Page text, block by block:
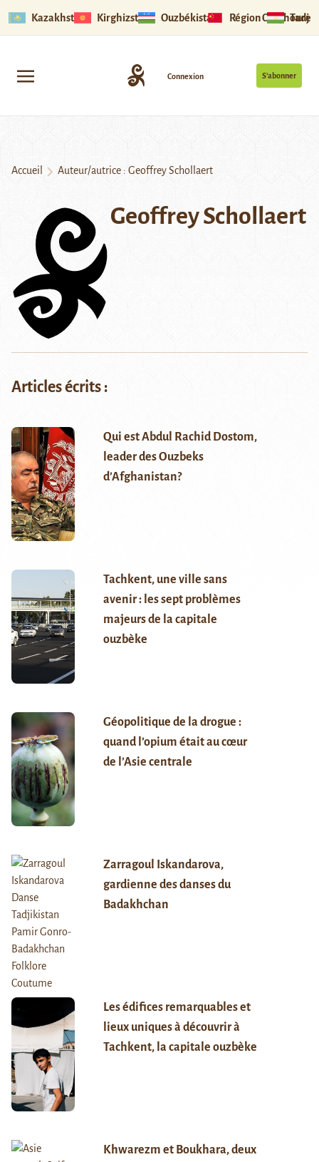
Kazakhstan Kirghizstan Ouzbékistan Région Ouïghoure
S’abonner
Connexion
Accueil Auteur/autrice : Geoffrey Schollaert
Geoffrey Schollaert
Articles écrits :
Qui est Abdul Rachid Dostom,
leader des Ouzbeks
d’Afghanistan?
Tachkent, une ville sans
avenir : les sept problèmes
majeurs de la capitale
ouzbèke
Géopolitique de la drogue :
quand l’opium était au cœur
de l’Asie centrale
Zarragoul Iskandarova,
gardienne des danses du
Badakhchan
Les édifices remarquables et
lieux uniques à découvrir à
Tachkent, la capitale ouzbèke
Khwarezm et Boukhara, deux